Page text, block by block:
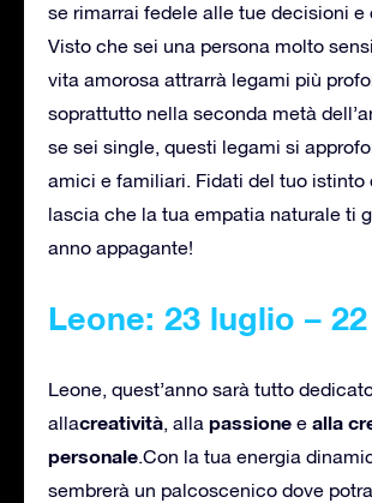
se rimarrai fedele alle tue decisioni e
Visto che sei una persona molto
vita amorosa attrarrà legami più
soprattutto nella seconda metà
se sei single, questi legami si
amici e familiari. Fidati del tuo istinto
lascia che la tua empatia naturale ti
anno appagante!
Leone: 23 luglio –
Leone, quest’anno sarà tutto
allacreatività, alla passione e alla
personale.Con la tua energia
sembrerà un palcoscenico dove